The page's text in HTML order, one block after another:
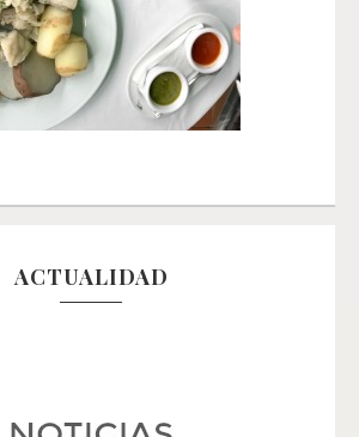
ACTUALIDAD